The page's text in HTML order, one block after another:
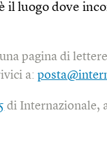
il luogo dove
pagina di
a:
di Internazionale,